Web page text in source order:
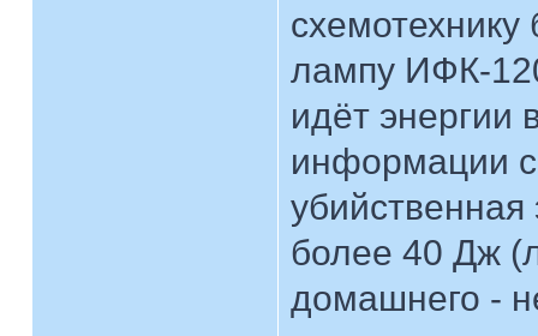
лампу ИФК-
идёт энергии
информации
более 40 Дж
домашнего -